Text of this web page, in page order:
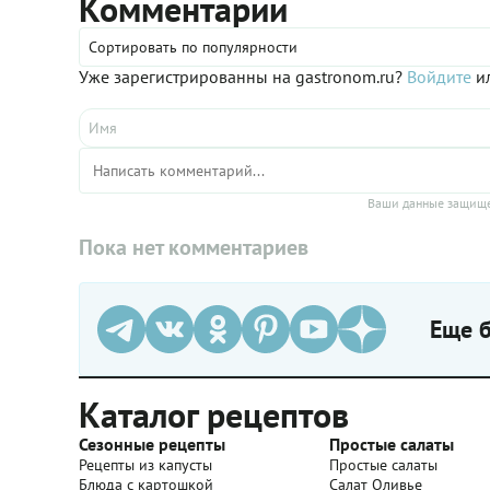
другие
в таком
Не
корочка
можно
хлопьев
совет:
Комментарии
Сортировать по популярности
Уже зарегистрированны на gastronom.ru? Войдите
Ваши данные
Пока нет комментариев
Еще
Каталог рецептов
Сезонные рецепты
Рецепты из капусты
Блюда с картошкой
Простые салаты
Простые салаты
Салат Оливье